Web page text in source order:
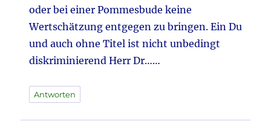
oder bei einer Pommesbude keine
Wertschätzung entgegen zu bringen. Ein Du
und auch ohne Titel ist nicht unbedingt
diskriminierend Herr Dr……
Antworten